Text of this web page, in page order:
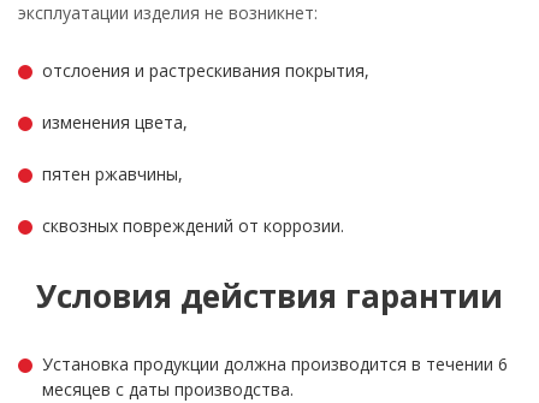
эксплуатации изделия не возникнет:
отслоения и растрескивания покрытия,
изменения цвета,
пятен ржавчины,
сквозных повреждений от коррозии.
Условия действия гарантии
Установка продукции должна производится в течении 6
месяцев с даты производства.